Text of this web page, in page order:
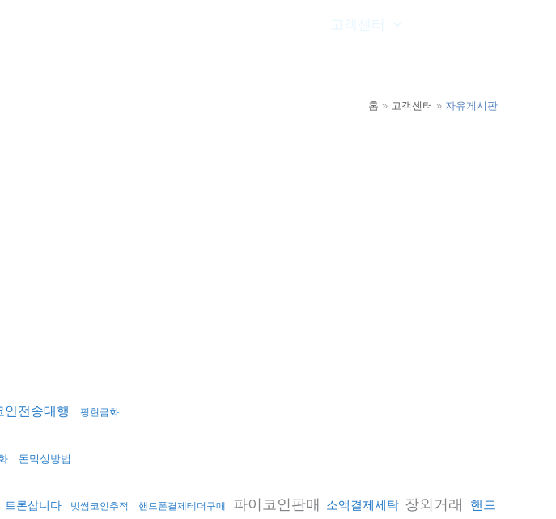
고객센터
홈 고객센터 자유게시판
인전송대행 핑현금화
돈믹싱방법
트론삽니다 빗썸코인추적 핸드폰결제테더구매 파이코인판매 소액결제세탁 장외거래
핸드